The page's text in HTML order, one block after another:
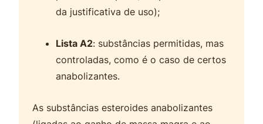
da justificativa de uso);
Lista A2: substâncias permitidas, mas
controladas, como é o caso de certos
anabolizantes.
As substâncias esteroides anabolizantes